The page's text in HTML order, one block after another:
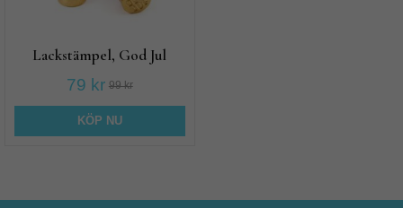
Lackstämpel, God Jul
79 kr 99 kr
KÖP NU